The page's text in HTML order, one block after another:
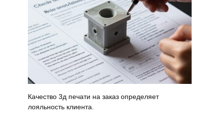
Качество 3д печати на заказ определяет
лояльность клиента.